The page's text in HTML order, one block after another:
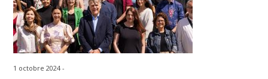
1 octobre 2024 -